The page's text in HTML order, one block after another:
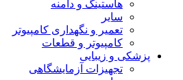
هاستینگ و دامنه
سایر
تعمیر و نگهداری کامپیوتر
کامپیوتر و قطعات
پزشکی و زیبایی
تجهیزات آزمایشگاهی